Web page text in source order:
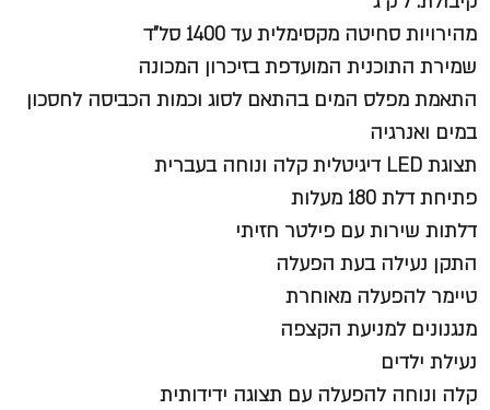
מהירויות סחיטה מקסימלית עד 1400 סל"ד
שמירת התוכנית המועדפת בזיכרון המכונה
התאמת מפלס המים בהתאם לסוג וכמות הכביסה לחסכון
במים ואנרגיה
תצוגת LED דיגיטלית קלה ונוחה בעברית
פתיחת דלת 180 מעלות
דלתות שירות עם פילטר חזיתי
התקן נעילה בעת הפעלה
טיימר להפעלה מאוחרת
מנגנונים למניעת הקצפה
נעילת ילדים
קלה ונוחה להפעלה עם תצוגה ידידותית